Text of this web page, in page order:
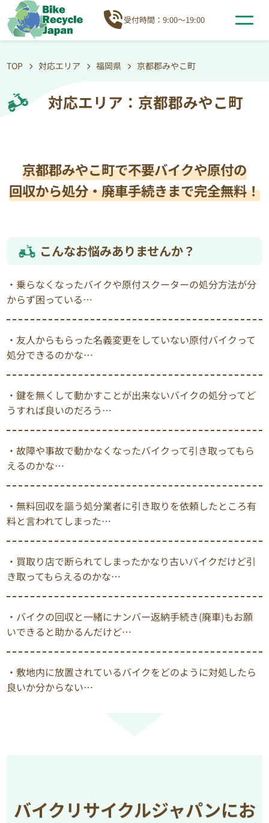
受付時間：9:00～19:00
TOP 対応エリア 福岡県 京都郡みやこ町
対応エリア：京都郡みやこ町
京都郡みやこ町で不要バイクや原付の
回収から処分・廃車手続きまで完全無料！
こんなお悩みありませんか？
・乗らなくなったバイクや原付スクーターの処分方法が分
からず困っている…
・友人からもらった名義変更をしていない原付バイクって
処分できるのかな…
・鍵を無くして動かすことが出来ないバイクの処分ってど
うすれば良いのだろう…
・故障や事故で動かなくなったバイクって引き取ってもら
えるのかな…
・無料回収を謳う処分業者に引き取りを依頼したところ有
料と言われてしまった…
・買取り店で断られてしまったかなり古いバイクだけど引
き取ってもらえるのかな…
・バイクの回収と一緒にナンバー返納手続き(廃車)もお願
いできると助かるんだけど…
・敷地内に放置されているバイクをどのように対処したら
良いか分からない…
バイクリサイクルジャパンにお